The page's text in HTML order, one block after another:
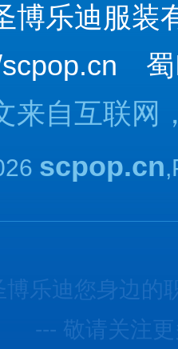
博乐迪服装
来自互联网
scpop.cn
博乐迪您身边的
--- 敬请关注